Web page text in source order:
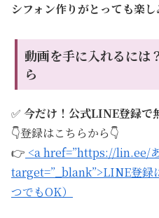
シフォン作りがとっても楽
動画を手に入れるには
ら
✅ 今だけ！公式LINE登録で
👇登録はこちらから👇
👉 <a href=”https://lin.ee/
target=”_blank”>LINE登録
つでもOK）